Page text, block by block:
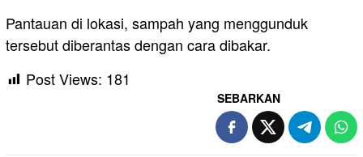
Pantauan di lokasi, sampah yang menggunduk
tersebut diberantas dengan cara dibakar.
Post Views: 181
SEBARKAN